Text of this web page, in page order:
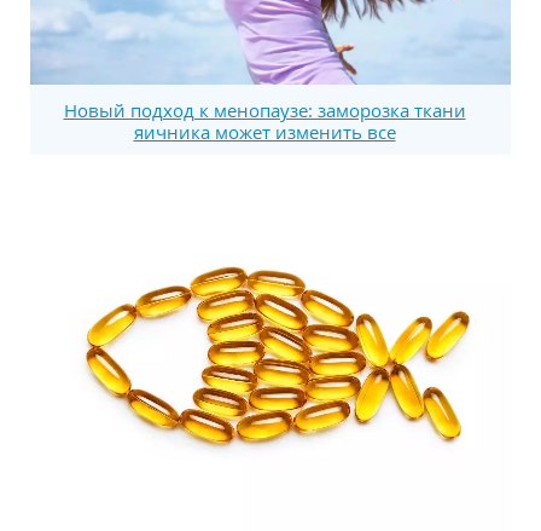
Новый подход к менопаузе: заморозка ткани
яичника может изменить все